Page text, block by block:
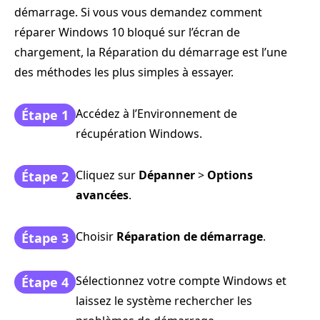
démarrage. Si vous vous demandez comment
réparer Windows 10 bloqué sur l’écran de
chargement, la Réparation du démarrage est l’une
des méthodes les plus simples à essayer.
Étape 1 Accédez à l’Environnement de
récupération Windows.
Étape 2 Cliquez sur Dépanner> Options
avancées.
Étape 3 Choisir Réparation de démarrage.
Étape 4 Sélectionnez votre compte Windows et
laissez le système rechercher les